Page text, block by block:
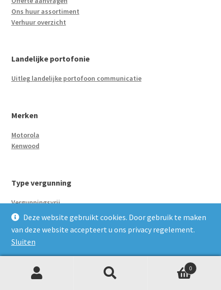
Ons huur assortiment
Verhuur overzicht
Landelijke portofonie
Uitleg landelijke portofoon communicatie
Merken
Motorola
Kenwood
Type vergunning
Vergunningsvrij
Vergunningsplichtig
Headsets oortjes
C-vorm oortje
0
Deze website gebruikt cookies. Door gebruik te maken
van deze website accepteert u ons privacy regelement.
Sluiten